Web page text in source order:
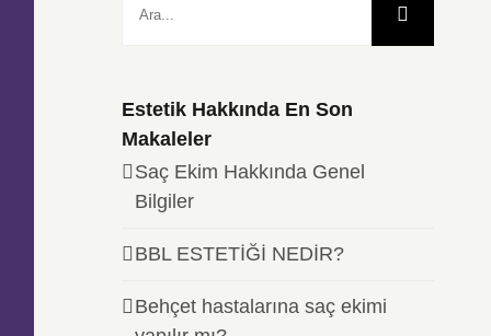
Estetik Hakkında En Son
Makaleler
Saç Ekim Hakkında Genel
Bilgiler
BBL ESTETİĞİ NEDİR?
Behçet hastalarına saç ekimi